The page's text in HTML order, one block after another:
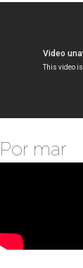
Por mar